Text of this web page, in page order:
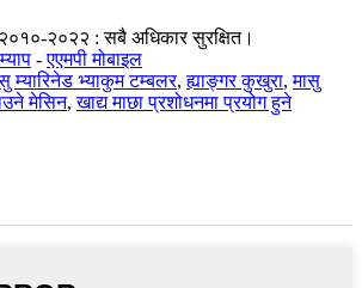
२०२२ : सबै अधिकार सुरक्षित।
-एएमपी मोबाइल
म्यारिनेड भ्याकुम टम्बलर,ह्याङ्गर कुखुरा,मासु
मेसिन,खाद्य माछा प्रशोधनमा प्रयोग हुने